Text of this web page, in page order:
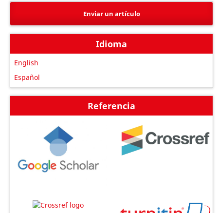
Enviar un artículo
Idioma
English
Español
Referencia